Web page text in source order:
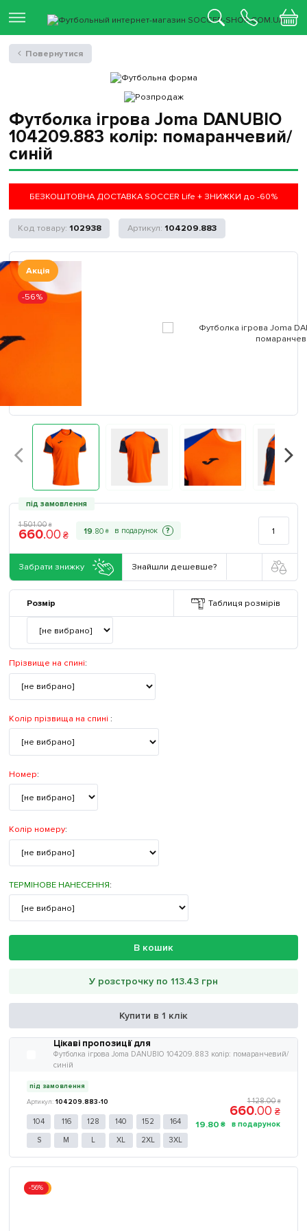
Футболка ігрова Joma DANUBIO
104209.883 колір: помаранчевий/
синій
БЕЗКОШТОВНА ДОСТАВКА SOCCER Life + ЗНИЖКИ до -60%
102938 104209.883
Акція
-56%
під замовлення
1 501.00 ₴
660.00 ₴ 19.80 ₴ ?
Забрати знижку Знайшли дешевше?
Розмір Таблиця розмірів
Прізвище на спині:
Колір прізвища на спині :
Номер:
Колір номеру:
ТЕРМІНОВЕ НАНЕСЕННЯ:
В кошик
У розстрочку по 113.43 грн
Купити в 1 клік
Цікаві пропозиції для
Футболка ігрова Joma DANUBIO 104209.883 колір: помаранчевий/
синій
під замовлення
104209.883-10
104 116 128 140 152 164
S M L XL 2XL 3XL
1 128.00 ₴
660.00 ₴
19.80 ₴
Акція
-56%
Повернутися